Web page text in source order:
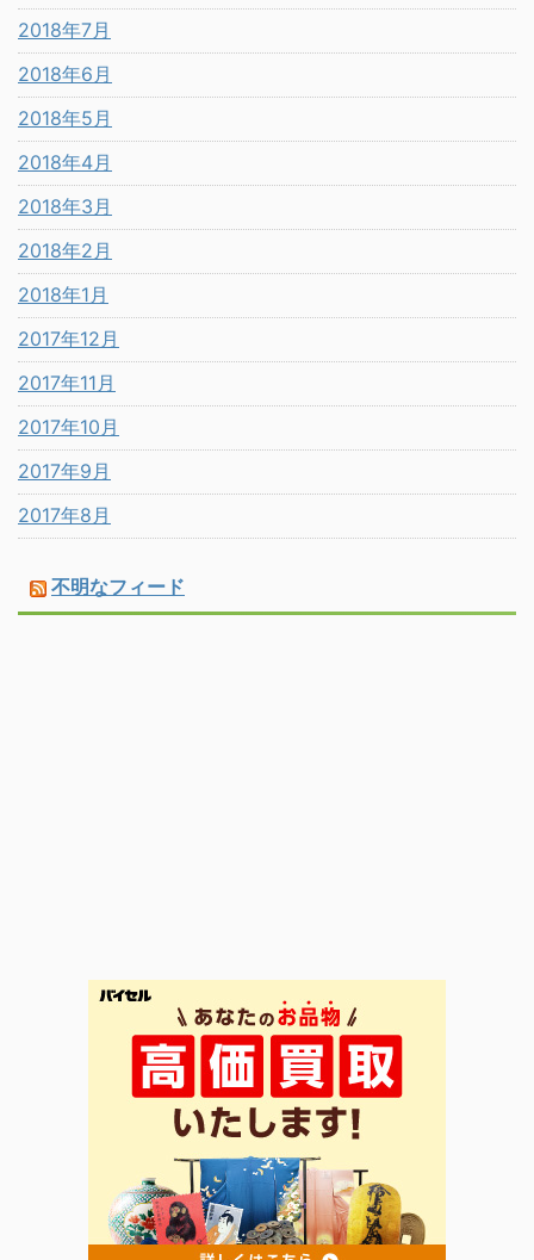
2018年7月
2018年6月
2018年5月
2018年4月
2018年3月
2018年2月
2018年1月
2017年12月
2017年11月
2017年10月
2017年9月
2017年8月
不明なフィード